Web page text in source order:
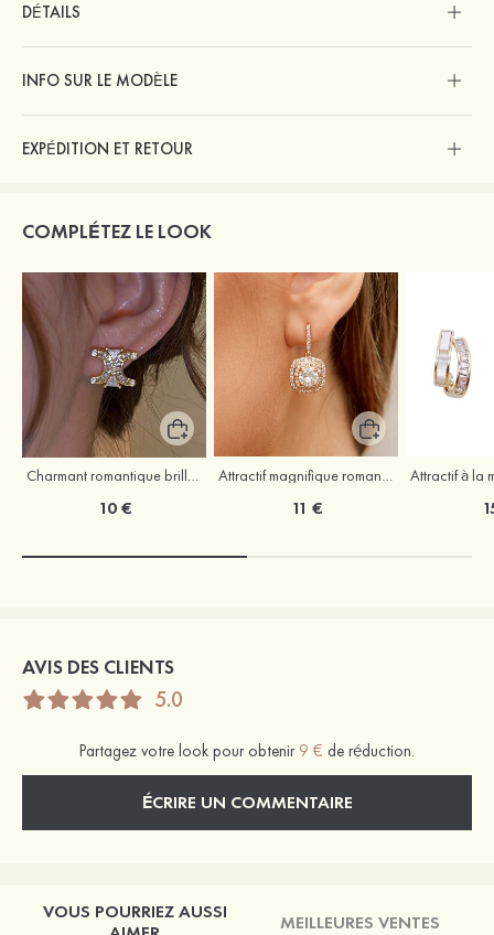
DÉTAILS
INFO SUR LE MODÈLE
EXPÉDITION ET RETOUR
COMPLÉTEZ LE LOOK
Charmant romantique brillant zircon boucles d'oreilles
10 €
Attractif magnifique romantique argent s925 zircon boucles d'oreilles
11 €
AVIS DES CLIENTS
5.0
Partagez votre look pour obtenir 9 € de réduction.
ÉCRIRE UN COMMENTAIRE
VOUS POURRIEZ AUSSI
MEILLEURES VENTES